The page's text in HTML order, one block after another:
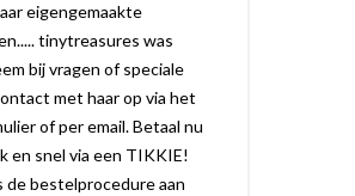
eigengemaakte
tinytreasures was
bij vragen of speciale
met haar op via het
of per email. Betaal nu
en snel via een TIKKIE!
de bestelprocedure aan